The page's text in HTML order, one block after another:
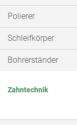
Polierer
Schleifkörper
Bohrerständer
Zahntechnik